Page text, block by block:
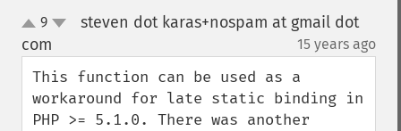
up9
steven dot karas+nospam at gmail dot
com
15 years ago
This function can be used as a
workaround for late static binding in
PHP >= 5.1.0. There was another